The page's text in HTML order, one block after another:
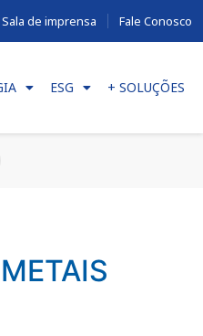
Sala de imprensa Fale Conosco
ESG + SOLUÇÕES